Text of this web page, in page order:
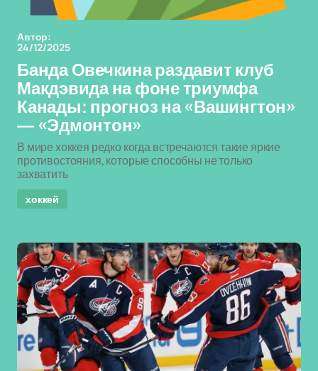
Автор:
24/12/2025
Банда Овечкина раздавит клуб
Макдэвида на фоне триумфа
Канады: прогноз на «Вашингтон»
— «Эдмонтон»
В мире хоккея редко когда встречаются такие яркие
противостояния, которые способны не только
захватить
хоккей